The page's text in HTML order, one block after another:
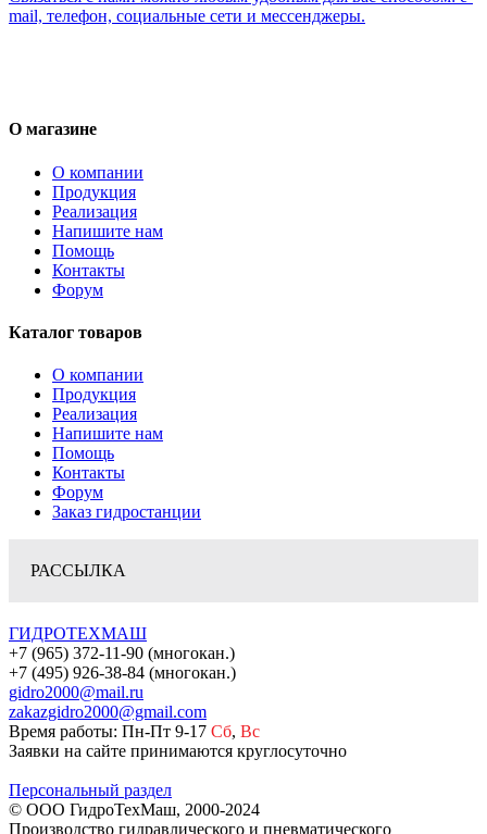
mail, телефон, социальные сети и мессенджеры.
О магазине
О компании
Продукция
Реализация
Напишите нам
Помощь
Контакты
Форум
Каталог товаров
О компании
Продукция
Реализация
Напишите нам
Помощь
Контакты
Форум
Заказ гидростанции
РАССЫЛКА
ГИДРОТЕХМАШ
+7 (965) 372-11-90 (многокан.)
+7 (495) 926-38-84 (многокан.)
gidro2000@mail.ru
zakazgidro2000@gmail.com
Время работы: Пн-Пт 9-17 Сб, Вс
Заявки на сайте принимаются круглосуточно
Персональный раздел
© ООО ГидроТехМаш, 2000-2024
Производство гидравлического и пневматического